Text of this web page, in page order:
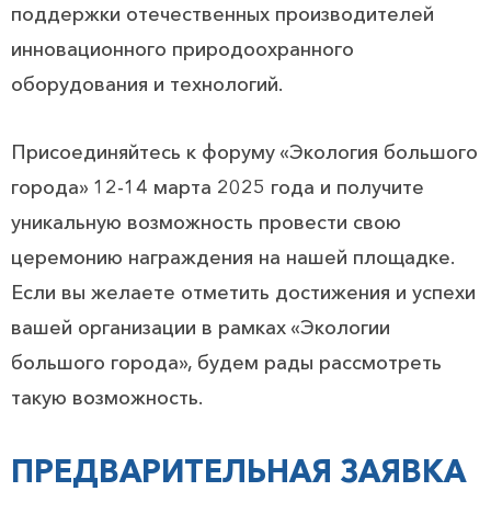
поддержки отечественных производителей
инновационного природоохранного
оборудования и технологий.
Присоединяйтесь к форуму «Экология большого
города» 12-14 марта 2025 года и получите
уникальную возможность провести свою
церемонию награждения на нашей площадке.
Если вы желаете отметить достижения и успехи
вашей организации в рамках «Экологии
большого города», будем рады рассмотреть
такую возможность.
ПРЕДВАРИТЕЛЬНАЯ ЗАЯВКА